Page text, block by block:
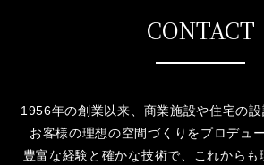
CONTACT
1956年の創業以来、商業施設や住宅の設
お客様の理想の空間づくりをプロデュ
豊富な経験と確かな技術で、これからも